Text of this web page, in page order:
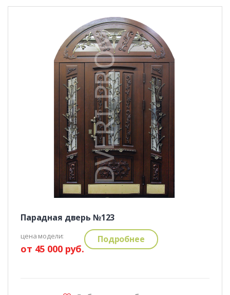
Парадная дверь №123
цена модели:
от 45 000 руб.
Подробнее